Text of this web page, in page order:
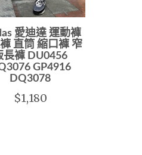
愛迪達 運動褲
直筒 縮口褲 窄
長褲 DU0456
GP4916
DQ3078
$1,180